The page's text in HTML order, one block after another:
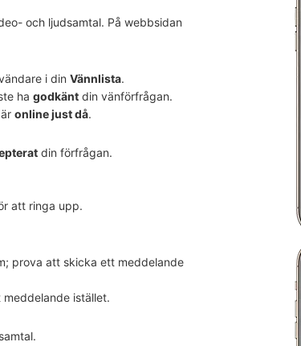
och ljudsamtal. På webbsidan
i din Vännlista.
ha godkänt din vänförfrågan.
online just då.
din förfrågan.
att ringa upp.
prova att skicka ett meddelande
istället.